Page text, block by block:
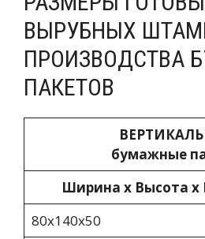
ВЫРУБНЫХ
ПРОИЗВОДСТВА
ПАКЕТОВ
бумажные
Ширина х Высота х
80x140x50